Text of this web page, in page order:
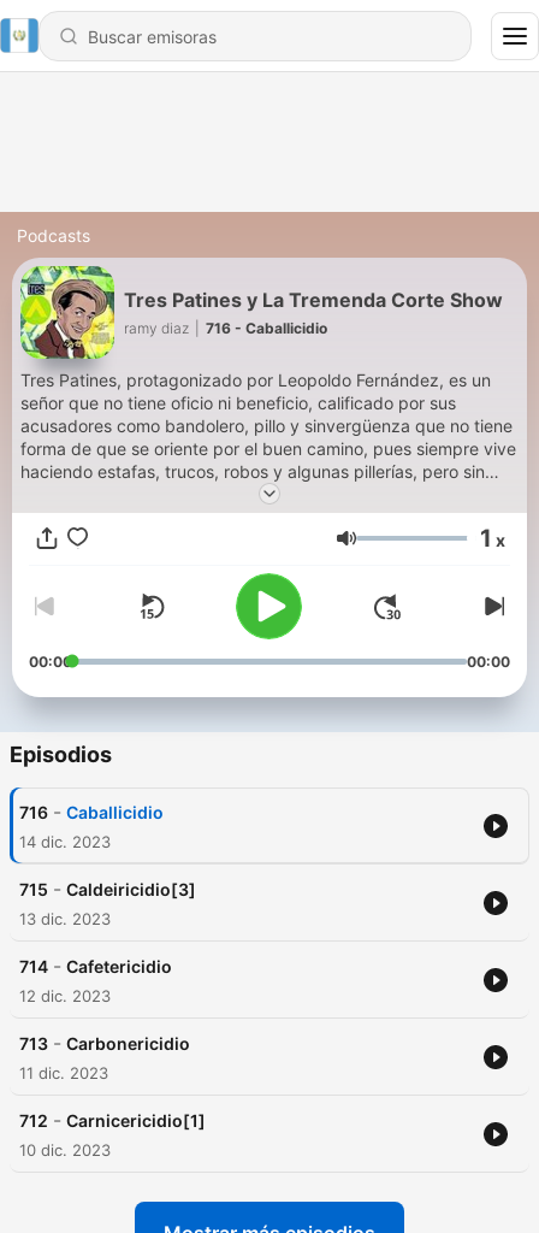
Podcasts
Tres Patines y La Tremenda Corte Show
ramy diaz 716 - Caballicidio
Tres Patines, protagonizado por Leopoldo Fernández, es un
señor que no tiene oficio ni beneficio, calificado por sus
acusadores como bandolero, pillo y sinvergüenza que no tiene
forma de que se oriente por el buen camino, pues siempre vive
haciendo estafas, trucos, robos y algunas pillerías, pero sin
llegar nunca a cometer delitos mayores. Sus hurtos consisten
en robo de dinero, animales domésticos y artículos comestibles
en algún establecimiento de alimentos; también se dedica a
(apuntaciones) y se vale de estafas o engaños para recibir
algún Support this podcast:
https://anchor.fm/pedro-
Volumen 1 x
00:00 00:00
Episodios
716 - Caballicidio
14 dic. 2023
715 - Caldeiricidio[3]
13 dic. 2023
714 - Cafetericidio
12 dic. 2023
713 - Carbonericidio
11 dic. 2023
712 - Carnicericidio[1]
10 dic. 2023